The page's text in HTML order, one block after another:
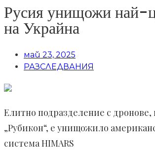
Русия унищожи най-
на Украйна
май 23, 2025
РАЗСЛЕДВАНИЯ
Елитно подразделение с дронове,
„Рубикон“, е унищожило
система HIMARS